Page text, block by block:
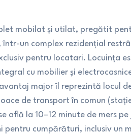
mobilat și utilat, pregătit
un complex rezidențial
pentru locatari. Locuința
cu mobilier și
major îl reprezintă locul
de transport în comun
află la 10–12 minute de mers
pentru cumpărături, inclusiv un